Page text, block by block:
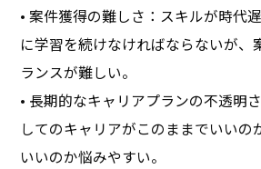
• 案件獲得の難しさ：スキルが時代
に学習を続けなければならないが、
ランスが難しい。
• 長期的なキャリアプランの不透明
してのキャリアがこのままでいいの
いいのか悩みやすい。